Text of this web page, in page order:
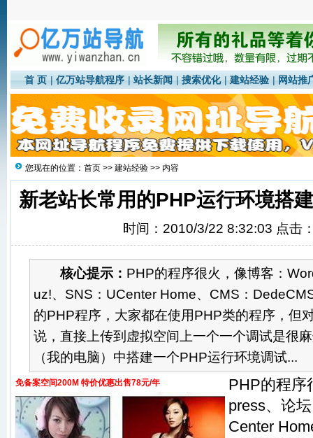
首 页 |亿万站导航程序 |站长新闻 |搜索优化 |建站经验 |网站推
您现在的位置： 首页 >> 建站经验 >> 内容
新老站长常用的PHP运行环境搭
时间：2010/3/22 8:32:03 点击
核心提示： PHP的程序很火，像博客：
uz!、SNS：UCenter Home、CMS：
的PHP程序，大家都在使用PHP类的程序，但
说，直接上传到虚拟空间上一个一个调试是很
（我的电脑）中搭建一个PHP运行环境调试...
免备案空间200M 特价优惠出售78元/年
PHP的程序
press、论
Center